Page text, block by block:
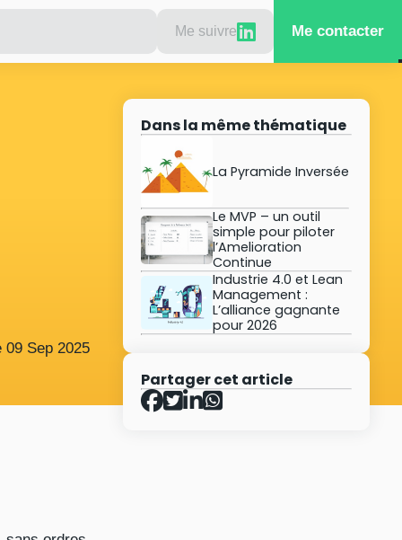
Me suivre Me contacter
09 Sep 2025
Dans la même thématique
La Pyramide Inversée
Le MVP – un outil
simple pour piloter
l’Amelioration
Continue
Industrie 4.0 et Lean
Management :
L’alliance gagnante
pour 2026
Partager cet article